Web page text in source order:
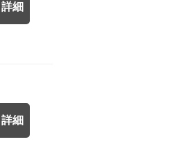
詳細
詳細